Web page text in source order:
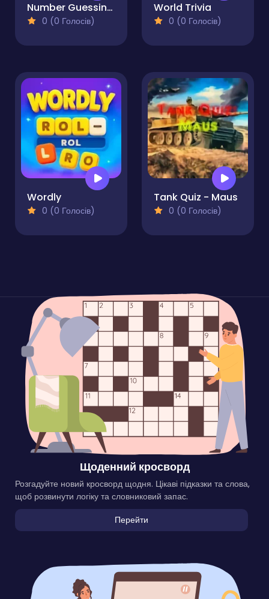
Number Guessing Game. Can You Guess the Right Number?
0 (0 Голосів)
World Trivia
0 (0 Голосів)
Wordly
0 (0 Голосів)
Tank Quiz - Maus
0 (0 Голосів)
Щоденний кросворд
Розгадуйте новий кросворд щодня. Цікаві підказки та слова,
щоб розвинути логіку та словниковий запас.
Перейти